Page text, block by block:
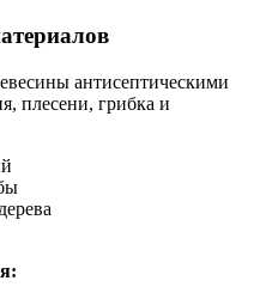
антисептическими
плесени, грибка и